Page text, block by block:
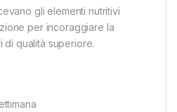
gli elementi nutritivi
per incoraggiare la
di qualità superiore.